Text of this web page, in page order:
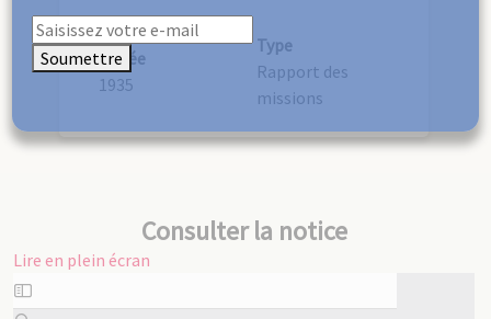
Année
1935
Type
Rapport des
missions
Consulter la notice
Lire en plein écran
Aller
au
Soumettre